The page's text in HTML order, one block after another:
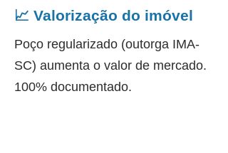
📈 Valorização do imóvel
Poço regularizado (outorga IMA-
SC) aumenta o valor de mercado.
100% documentado.